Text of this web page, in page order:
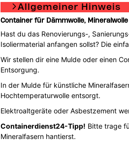
Allgemeiner Hinweis
Container für Dämmwolle,
Hast du das Renovierungs-,
Isoliermaterial anfangen sollst? Die
Wir stellen dir eine Mulde oder einen
Entsorgung.
In der Mulde für künstliche
Hochtemperaturwolle entsorgt.
Elektroaltgeräte oder Asbestzement
Containerdienst24-Tipp! Bitte trage
Mineralfasern hantierst.